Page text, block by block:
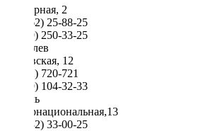
Карьерная, 2
8 (0162) 25-88-25
8 (029) 250-33-25
Могилев
Быховская, 12
8 (222) 720-721
8 (029) 104-32-33
Гомель
Интернациональная,13
8 (0232) 33-00-25